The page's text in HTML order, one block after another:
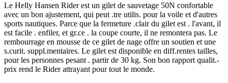
Le Helly Hansen Rider est un gilet de sauvetage 50N confortable
avec un bon ajustement, qui peut .tre utilis. pour la voile et d'autres
sports nautiques. Parce que la fermeture .clair du gilet est . l'avant, il
est facile . enfiler, et gr.ce . la coupe courte, il ne remontera pas. Le
rembourrage en mousse de ce gilet de nage offre un soutien et une
s.curit. suppl.mentaires. Le gilet est disponible en diff.rentes tailles,
pour les personnes pesant . partir de 30 kg. Son bon rapport qualit.-
prix rend le Rider attrayant pour tout le monde.